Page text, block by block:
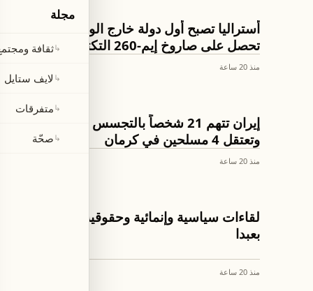
العالمأستراليا تصبح أول دولة خارج الولايات المتحدة
تحصل على صاروخ إيم-260 التكتيكي المتقدمة
منذ 20 ساعة
العالم
إيران تتهم 21 شخصاً بالتجسس للموساد
وتعتقل 4 مسلحين في كرمان
منذ 20 ساعة
اخبار لبنان
لقاءات سياسية وإنمائية وحقوقية في قصر
بعبدا
منذ 20 ساعة
مجلة
↳ثقافة
↳ لايف ستايل
↳متفرقات
↳صحّة